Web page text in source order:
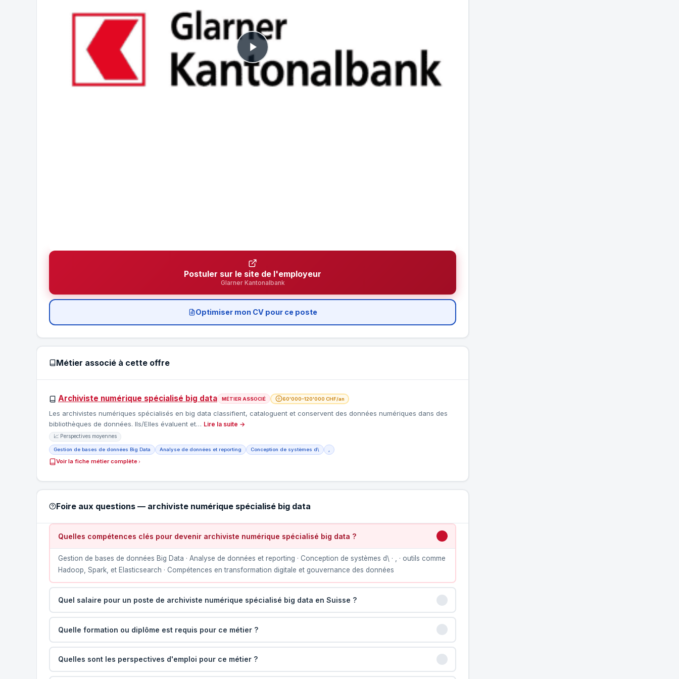
Postuler sur le site de l'employeur
Glarner Kantonalbank
Optimiser mon CV pour ce poste
Métier associé à cette offre
Archiviste numérique spécialisé big data MÉTIER ASSOCIÉ 60'000–120'000 CHF/an
Les archivistes numériques spécialisés en big data classifient, cataloguent et conservent des données numériques dans des
bibliothèques de données. Ils/Elles évaluent et… Lire la suite →
📈 Perspectives moyennes
Gestion de bases de données Big Data Analyse de données et reporting Conception de systèmes d\ ,
Voir la fiche métier complète
Foire aux questions — archiviste numérique spécialisé big data
Quelles compétences clés pour devenir archiviste numérique spécialisé big data ?
Gestion de bases de données Big Data · Analyse de données et reporting · Conception de systèmes d\ · , · outils comme
Hadoop, Spark, et Elasticsearch · Compétences en transformation digitale et gouvernance des données
Quel salaire pour un poste de archiviste numérique spécialisé big data en Suisse ?
Quelle formation ou diplôme est requis pour ce métier ?
Quelles sont les perspectives d'emploi pour ce métier ?